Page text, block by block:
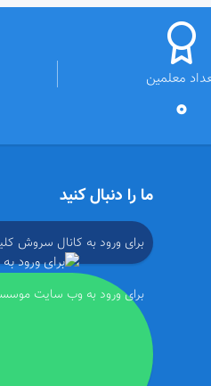
معلمین
0
ما را دنبال کنید
برای ورود به کانال سروش
برای ورود به وب سایت